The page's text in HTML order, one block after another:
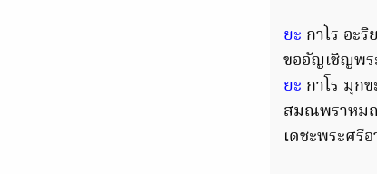
ยะ กาโร อะ
ขออัญเชิญพร
ยะ กาโร มุกข
สมณพราหม
เดชะพระศรี